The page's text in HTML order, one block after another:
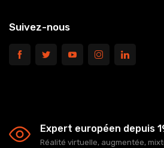
Suivez-nous
Expert européen depuis
Réalité virtuelle, augmentée,